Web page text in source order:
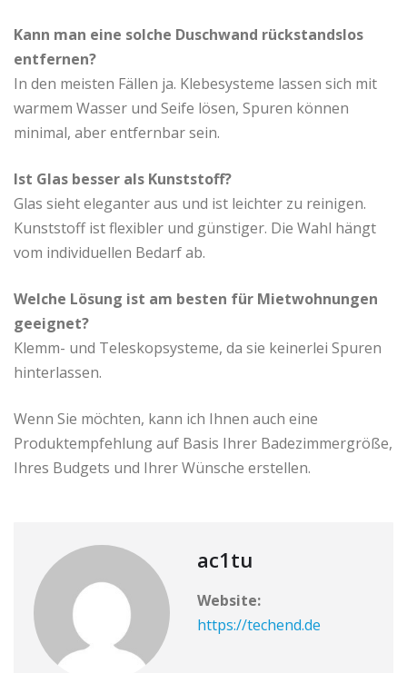
Kann man eine solche Duschwand rückstandslos
entfernen?
In den meisten Fällen ja. Klebesysteme lassen sich mit
warmem Wasser und Seife lösen, Spuren können
minimal, aber entfernbar sein.
Ist Glas besser als Kunststoff?
Glas sieht eleganter aus und ist leichter zu reinigen.
Kunststoff ist flexibler und günstiger. Die Wahl hängt
vom individuellen Bedarf ab.
Welche Lösung ist am besten für Mietwohnungen
geeignet?
Klemm- und Teleskopsysteme, da sie keinerlei Spuren
hinterlassen.
Wenn Sie möchten, kann ich Ihnen auch eine
Produktempfehlung auf Basis Ihrer Badezimmergröße,
Ihres Budgets und Ihrer Wünsche erstellen.
ac1tu
Website:
https://techend.de